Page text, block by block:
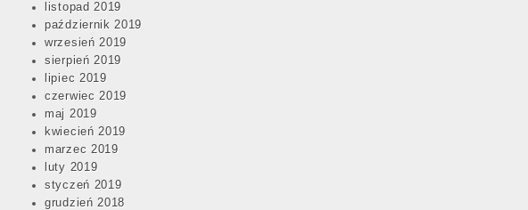
listopad 2019
październik 2019
wrzesień 2019
sierpień 2019
lipiec 2019
czerwiec 2019
maj 2019
kwiecień 2019
marzec 2019
luty 2019
styczeń 2019
grudzień 2018